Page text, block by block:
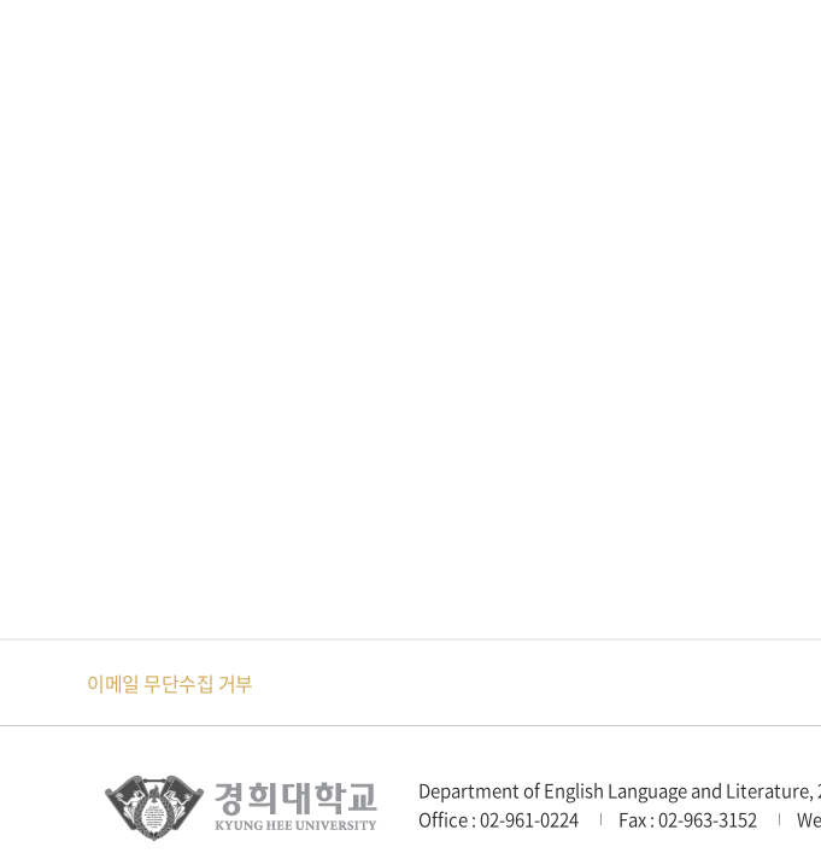
이메일 무단수집 거부
Department of English Language and
Office : 02-961-0224
Fax : 02-963-3152